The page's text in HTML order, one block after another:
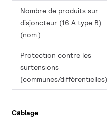
Nombre de produits sur
disjoncteur (16 A type B)
(nom.)
Protection contre les
surtensions
(communes/différentielles)
Câblage